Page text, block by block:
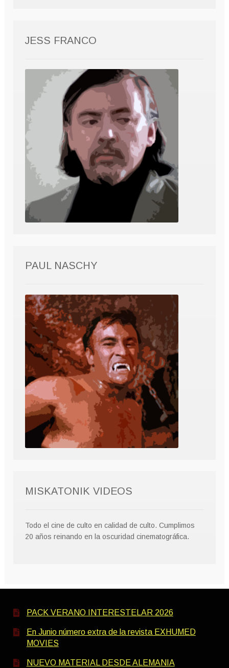
JESS FRANCO
PAUL NASCHY
MISKATONIK VIDEOS
Todo el cine de culto en calidad de culto. Cumplimos
20 años reinando en la oscuridad cinematográfica.
PACK VERANO INTERESTELAR 2026
En Junio número extra de la revista EXHUMED
MOVIES
NUEVO MATERIAL DESDE ALEMANIA